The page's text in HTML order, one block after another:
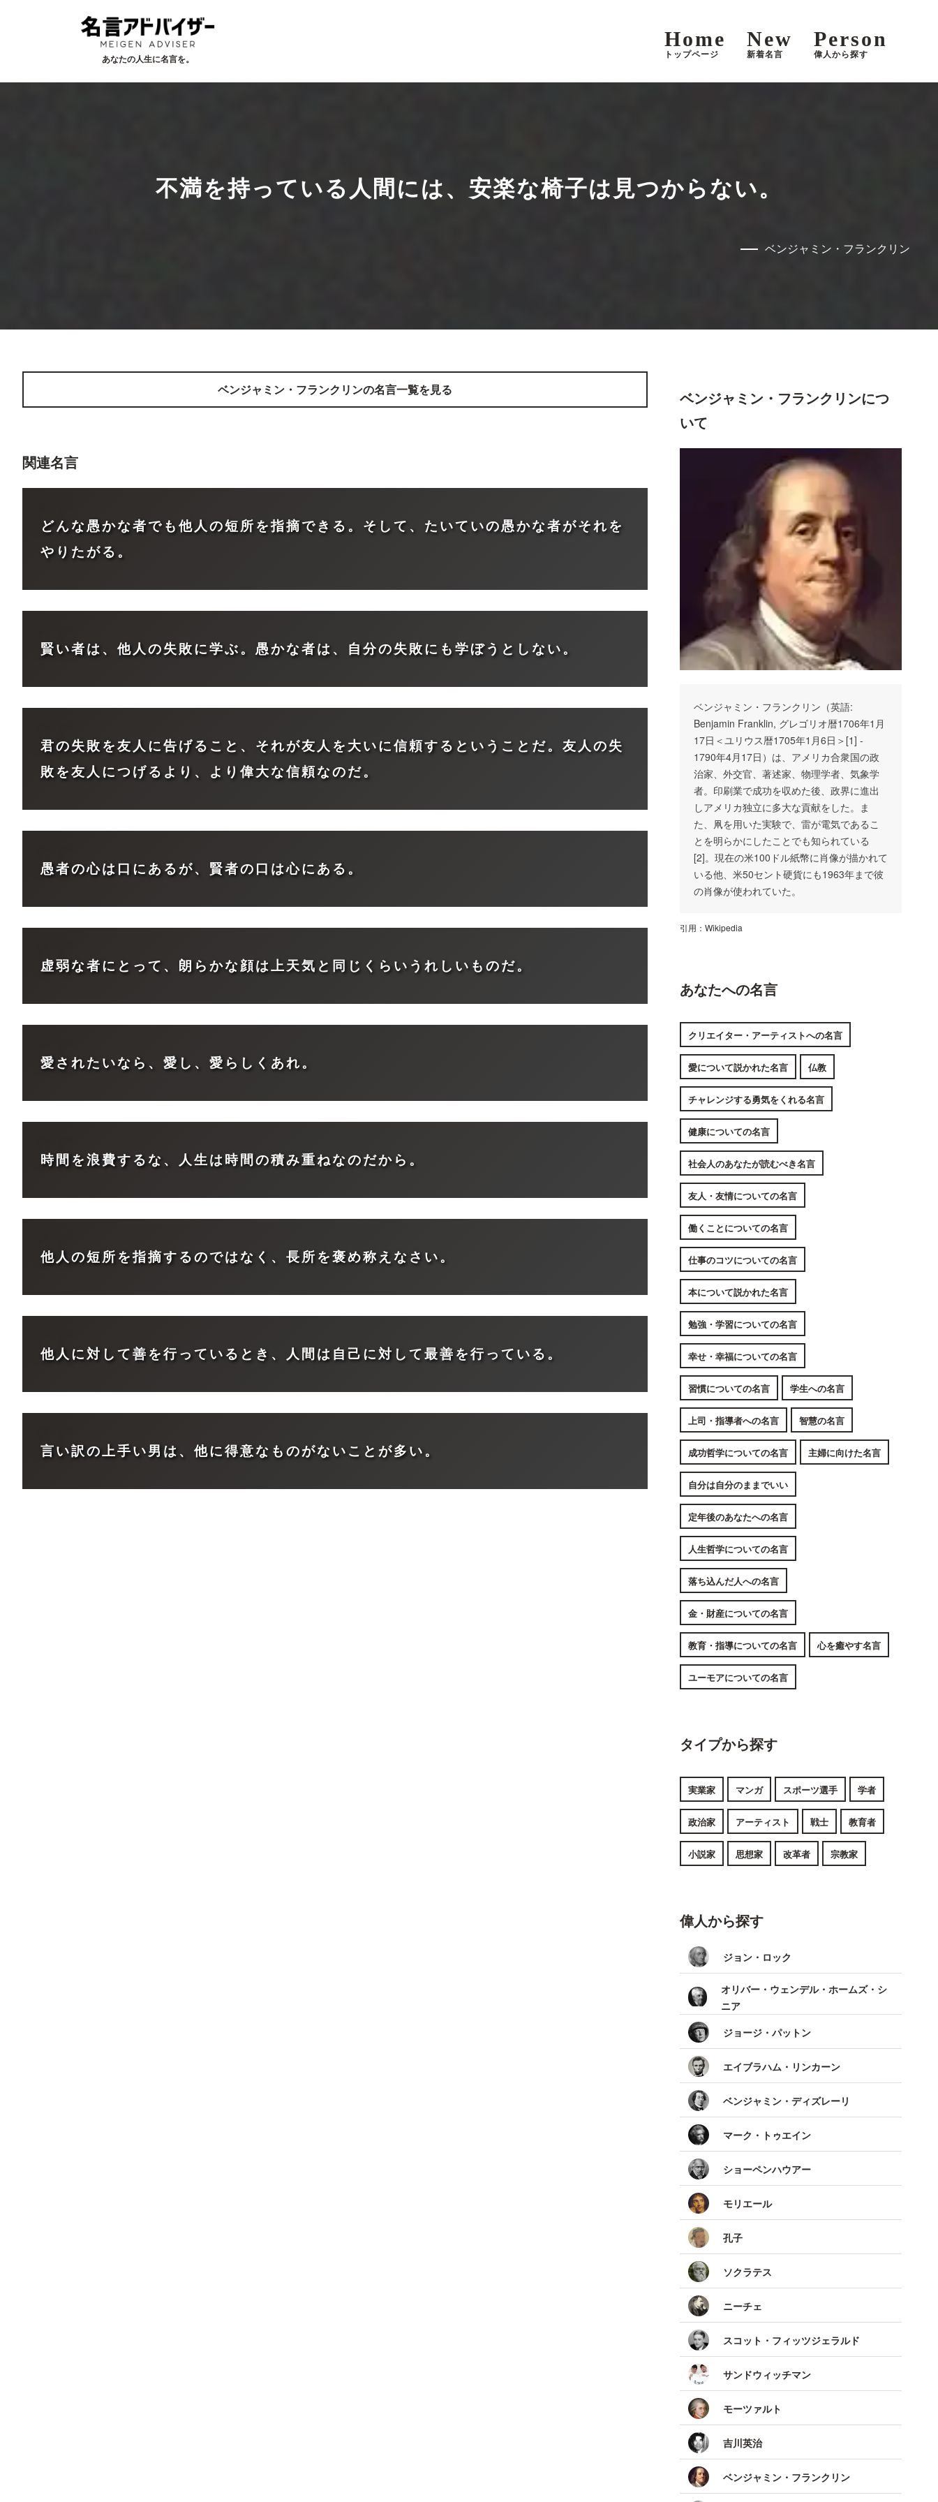
あなたの人生に名言を。
Home
トップページ
New
新着名言
Person
偉人から探す
不満を持っている人間には、安楽な椅子は見つからない。
ベンジャミン・フランクリン
ベンジャミン・フランクリンの名言一覧を見る
関連名言
どんな愚かな者でも他人の短所を指摘できる。そして、たいていの愚かな者がそれを
やりたがる。
賢い者は、他人の失敗に学ぶ。愚かな者は、自分の失敗にも学ぼうとしない。
君の失敗を友人に告げること、それが友人を大いに信頼するということだ。友人の失
敗を友人につげるより、より偉大な信頼なのだ。
愚者の心は口にあるが、賢者の口は心にある。
虚弱な者にとって、朗らかな顔は上天気と同じくらいうれしいものだ。
愛されたいなら、愛し、愛らしくあれ。
時間を浪費するな、人生は時間の積み重ねなのだから。
他人の短所を指摘するのではなく、長所を褒め称えなさい。
他人に対して善を行っているとき、人間は自己に対して最善を行っている。
言い訳の上手い男は、他に得意なものがないことが多い。
ベンジャミン・フランクリンにつ
いて
ベンジャミン・フランクリン（英語:
Benjamin Franklin, グレゴリオ暦1706年1月
17日＜ユリウス暦1705年1月6日＞[1] -
1790年4月17日）は、アメリカ合衆国の政
治家、外交官、著述家、物理学者、気象学
者。印刷業で成功を収めた後、政界に進出
しアメリカ独立に多大な貢献をした。ま
た、凧を用いた実験で、雷が電気であるこ
とを明らかにしたことでも知られている
[2]。現在の米100ドル紙幣に肖像が描かれて
いる他、米50セント硬貨にも1963年まで彼
の肖像が使われていた。
引用： Wikipedia
あなたへの名言
クリエイター・アーティストへの名言
愛について説かれた名言 仏教
チャレンジする勇気をくれる名言
健康についての名言
社会人のあなたが読むべき名言
友人・友情についての名言
働くことについての名言
仕事のコツについての名言
本について説かれた名言
勉強・学習についての名言
幸せ・幸福についての名言
習慣についての名言 学生への名言
上司・指導者への名言 智慧の名言
成功哲学についての名言 主婦に向けた名言
自分は自分のままでいい
定年後のあなたへの名言
人生哲学についての名言
落ち込んだ人への名言
金・財産についての名言
教育・指導についての名言 心を癒やす名言
ユーモアについての名言
タイプから探す
実業家 マンガ スポーツ選手 学者
政治家 アーティスト 戦士 教育者
小説家 思想家 改革者 宗教家
偉人から探す
ジョン・ロック
オリバー・ウェンデル・ホームズ・シ
ニア
ジョージ・パットン
エイブラハム・リンカーン
ベンジャミン・ディズレーリ
マーク・トゥエイン
ショーペンハウアー
モリエール
孔子
ソクラテス
ニーチェ
スコット・フィッツジェラルド
サンドウィッチマン
モーツァルト
吉川英治
ベンジャミン・フランクリン